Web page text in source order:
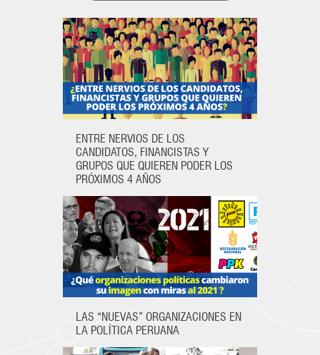
en
Facebook
en
LinkedIn
en
Twitter
ENTRE NERVIOS DE LOS
CANDIDATOS, FINANCISTAS Y
GRUPOS QUE QUIEREN PODER LOS
PRÓXIMOS 4 AÑOS
LAS “NUEVAS” ORGANIZACIONES EN
LA POLÍTICA PERUANA